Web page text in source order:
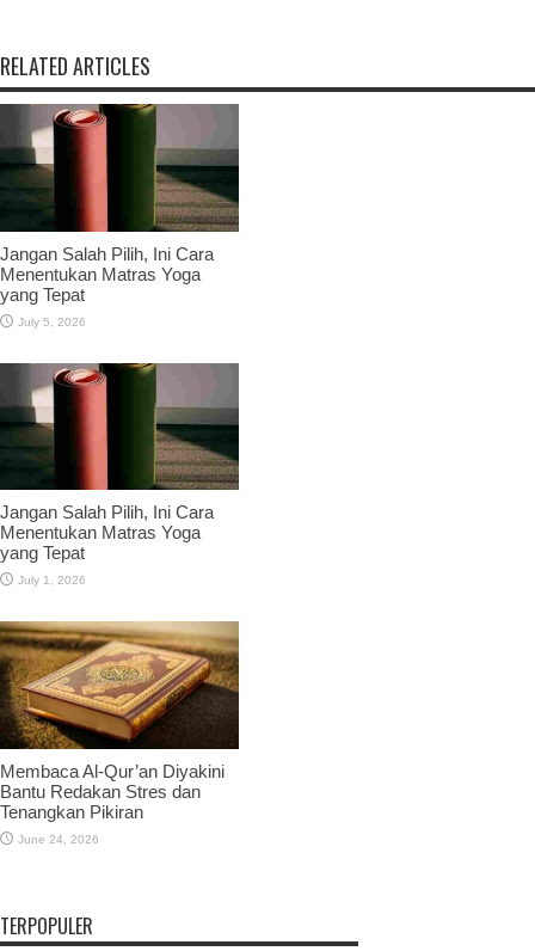
RELATED ARTICLES
Jangan Salah Pilih, Ini Cara
Menentukan Matras Yoga
yang Tepat
July 5, 2026
Jangan Salah Pilih, Ini Cara
Menentukan Matras Yoga
yang Tepat
July 1, 2026
Membaca Al-Qur’an Diyakini
Bantu Redakan Stres dan
Tenangkan Pikiran
June 24, 2026
TERPOPULER